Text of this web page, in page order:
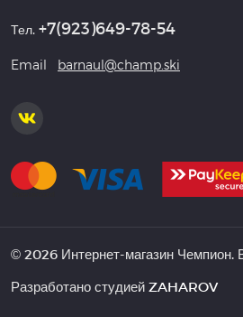
Тел. +7(923)649-78-54
Email barnaul@champ.ski
© 2026 Интернет-магазин Чемпион.
Разработано студией ZAHAROV